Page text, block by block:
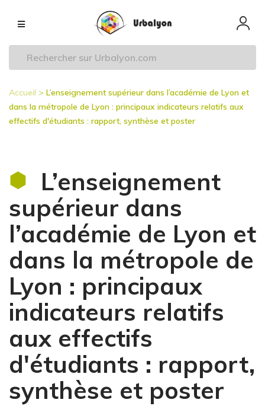
principal
Navigation
principale
Fil
d'Ariane
Accueil
L’enseignement supérieur dans l’académie de Lyon et
dans la métropole de Lyon : principaux indicateurs relatifs aux
effectifs d'étudiants : rapport, synthèse et poster
L’enseignement
supérieur dans
l’académie de Lyon et
dans la métropole de
Lyon : principaux
indicateurs relatifs
aux effectifs
d'étudiants : rapport,
synthèse et poster